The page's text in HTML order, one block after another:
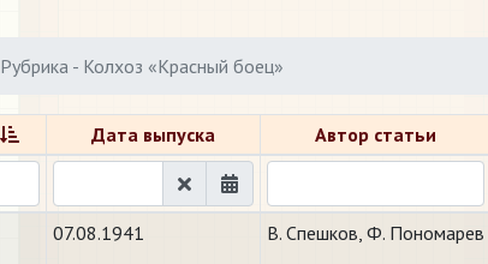
Рубрика - Колхоз «Красный боец»
Дата выпуска Автор статьи
07.08.1941 В. Спешков, Ф. Пономарев